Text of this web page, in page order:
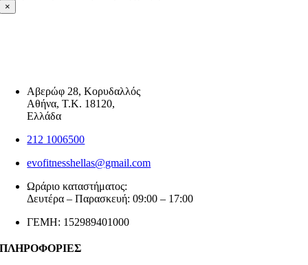
×
Αβερώφ 28, Κορυδαλλός
Αθήνα, Τ.Κ. 18120,
Ελλάδα
212 1006500
evofitnesshellas@gmail.com
Ωράριο καταστήματος:
Δευτέρα – Παρασκευή: 09:00 – 17:00
ΓΕΜΗ: 152989401000
ΠΛΗΡΟΦΟΡΙΕΣ